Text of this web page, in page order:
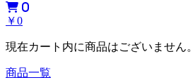
0
￥0
現在カート内に商品はございません。
商品一覧